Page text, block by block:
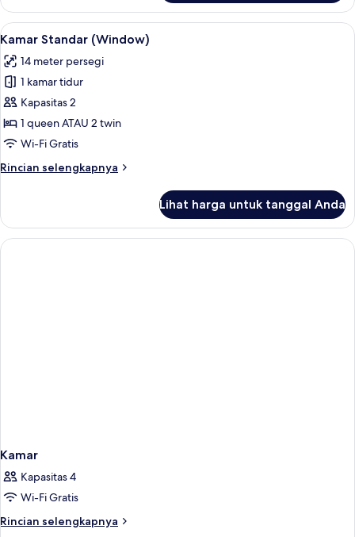
Kamar
Comfort,
balkon
Lihat
semua
foto
untuk
Kamar
Standar
(Window)
Kamar Standar (Window) | Seprai
8
Kamar Standar (Window)
14 meter persegi
1 kamar tidur
Kapasitas 2
1 queen ATAU 2 twin
Wi-Fi Gratis
Rincian selengkapnya
Rincian
Kamar
Standar
(Window)
Lihat harga untuk tanggal Anda
Kamar
Kapasitas 4
Wi-Fi Gratis
Rincian selengkapnya
Rincian